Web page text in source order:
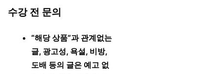
수강 전 문의
“해당 상품”과 관계없는
글, 광고성, 욕설, 비방,
도배 등의 글은 예고 없